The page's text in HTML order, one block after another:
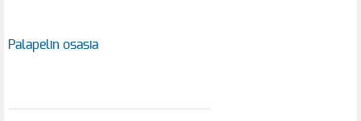
Palapelin osasia